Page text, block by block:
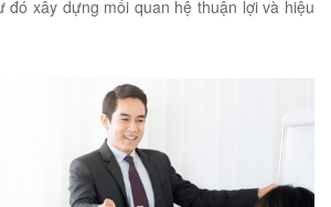
đó xây dựng mối quan hệ thuận lợi và hiệu